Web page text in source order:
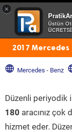
×
Üstün
2017 Mercedes
Mercedes - Benz
Düzenli periyodik
180 aracınız çok
hizmet eder.